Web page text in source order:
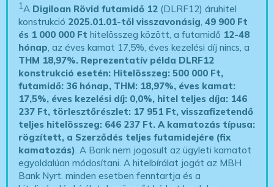
1A Digiloan Rövid futamidő 12 (DLRF12) áruhitel
konstrukció 2025.01.01-től visszavonásig,49 900 Ft
és 1 000 000 Ft hitelösszeg között, a futamidő 12-48
hónap, az éves kamat 17,5%, éves kezelési díj nincs, a
THM 18,97%. Reprezentatív példa DLRF12
konstrukció esetén: Hitelösszeg: 500 000 Ft,
futamidő: 36 hónap, THM: 18,97%, éves kamat:
17,5%, éves kezelési díj: 0,0%, hitel teljes díja: 146
237 Ft, törlesztőrészlet: 17 951 Ft, visszafizetendő
teljes hitelösszeg: 646 237 Ft.A kamatozás típusa:
rögzített, a Szerződés teljes futamidejére (fix
kamatozás). A Bank nem jogosult az ügyleti kamatot
egyoldalúan módosítani. A hitelbírálat jogát az MBH
Bank Nyrt. minden esetben fenntartja és a